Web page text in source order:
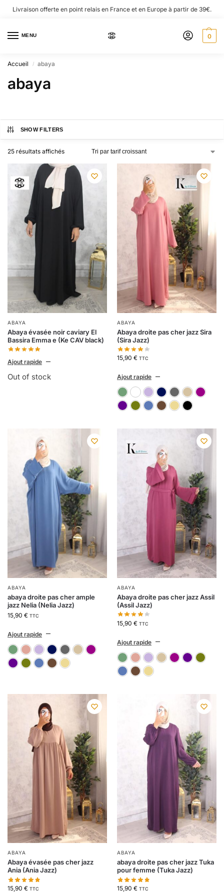
Livraison offerte en point relais en France et en Europe à partir de 39€.
MENU 0
Accueil / abaya
abaya
SHOW FILTERS
25 résultats affichés
ABAYA
Abaya évasée noir caviary El
Bassira Emma e (Ke CAV black)
Ajout rapide
Out of stock
ABAYA
Abaya droite pas cher jazz Sira
(Sira Jazz)
15,90 € TTC
Ajout rapide
07-vert clair
11-rose pâle
1116-
66-violet foncé
71-vert kaki
ABAYA
abaya droite pas cher ample
jazz Nelia (Nelia Jazz)
15,90 € TTC
Ajout rapide
07-vert clair
11-rose pâle
1116-parme
66-violet foncé73-bleu pétrole
74-marron foncé
A1-beige clair
ABAYA
Abaya droite pas cher jazz Assil
(Assil Jazz)
15,90 € TTC
Ajout rapide
07-vert clair
11-rose pâle
1116-
ABAYA
Abaya évasée pas cher jazz
Ania (Ania Jazz)
15,90 € TTC
ABAYA
abaya droite pas cher jazz Tuka
pour femme (Tuka Jazz)
15,90 € TTC